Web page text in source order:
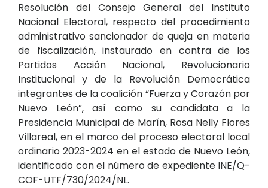
Resolución del Consejo General del Instituto
Nacional Electoral, respecto del procedimiento
administrativo sancionador de queja en materia
de fiscalización, instaurado en contra de los
Partidos Acción Nacional, Revolucionario
Institucional y de la Revolución Democrática
integrantes de la coalición “Fuerza y Corazón por
Nuevo León”, así como su candidata a la
Presidencia Municipal de Marín, Rosa Nelly Flores
Villareal, en el marco del proceso electoral local
ordinario 2023-2024 en el estado de Nuevo León,
identificado con el número de expediente INE/Q-
COF-UTF/730/2024/NL.